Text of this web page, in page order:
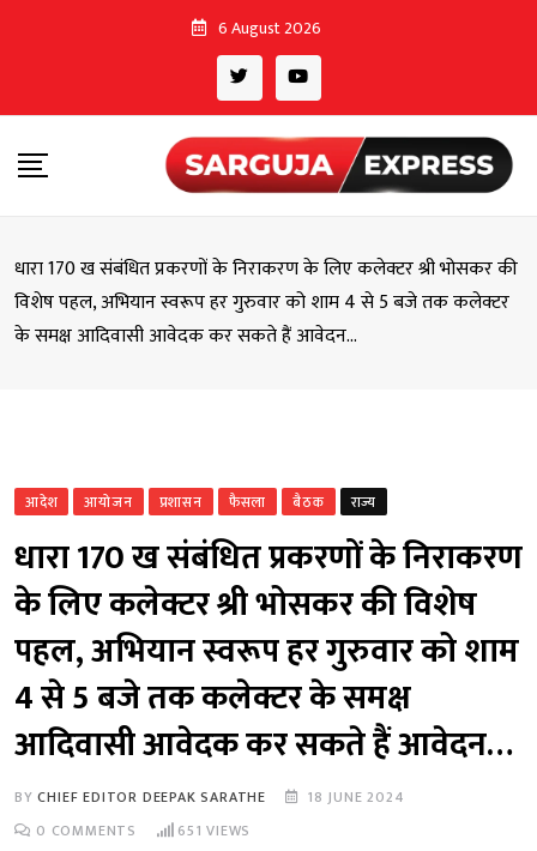
6 August 2026
धारा 170 ख संबंधित प्रकरणों के निराकरण के लिए कलेक्टर श्री भोसकर की
विशेष पहल, अभियान स्वरूप हर गुरुवार को शाम 4 से 5 बजे तक कलेक्टर
के समक्ष आदिवासी आवेदक कर सकते हैं आवेदन…
आदेश आयोजन प्रशासन फैसला बैठक राज्य
धारा 170 ख संबंधित प्रकरणों के निराकरण
के लिए कलेक्टर श्री भोसकर की विशेष
पहल, अभियान स्वरूप हर गुरुवार को शाम
4 से 5 बजे तक कलेक्टर के समक्ष
आदिवासी आवेदक कर सकते हैं आवेदन…
BYCHIEF EDITOR DEEPAK SARATHE
18 JUNE 2024
0 COMMENTS 651 VIEWS